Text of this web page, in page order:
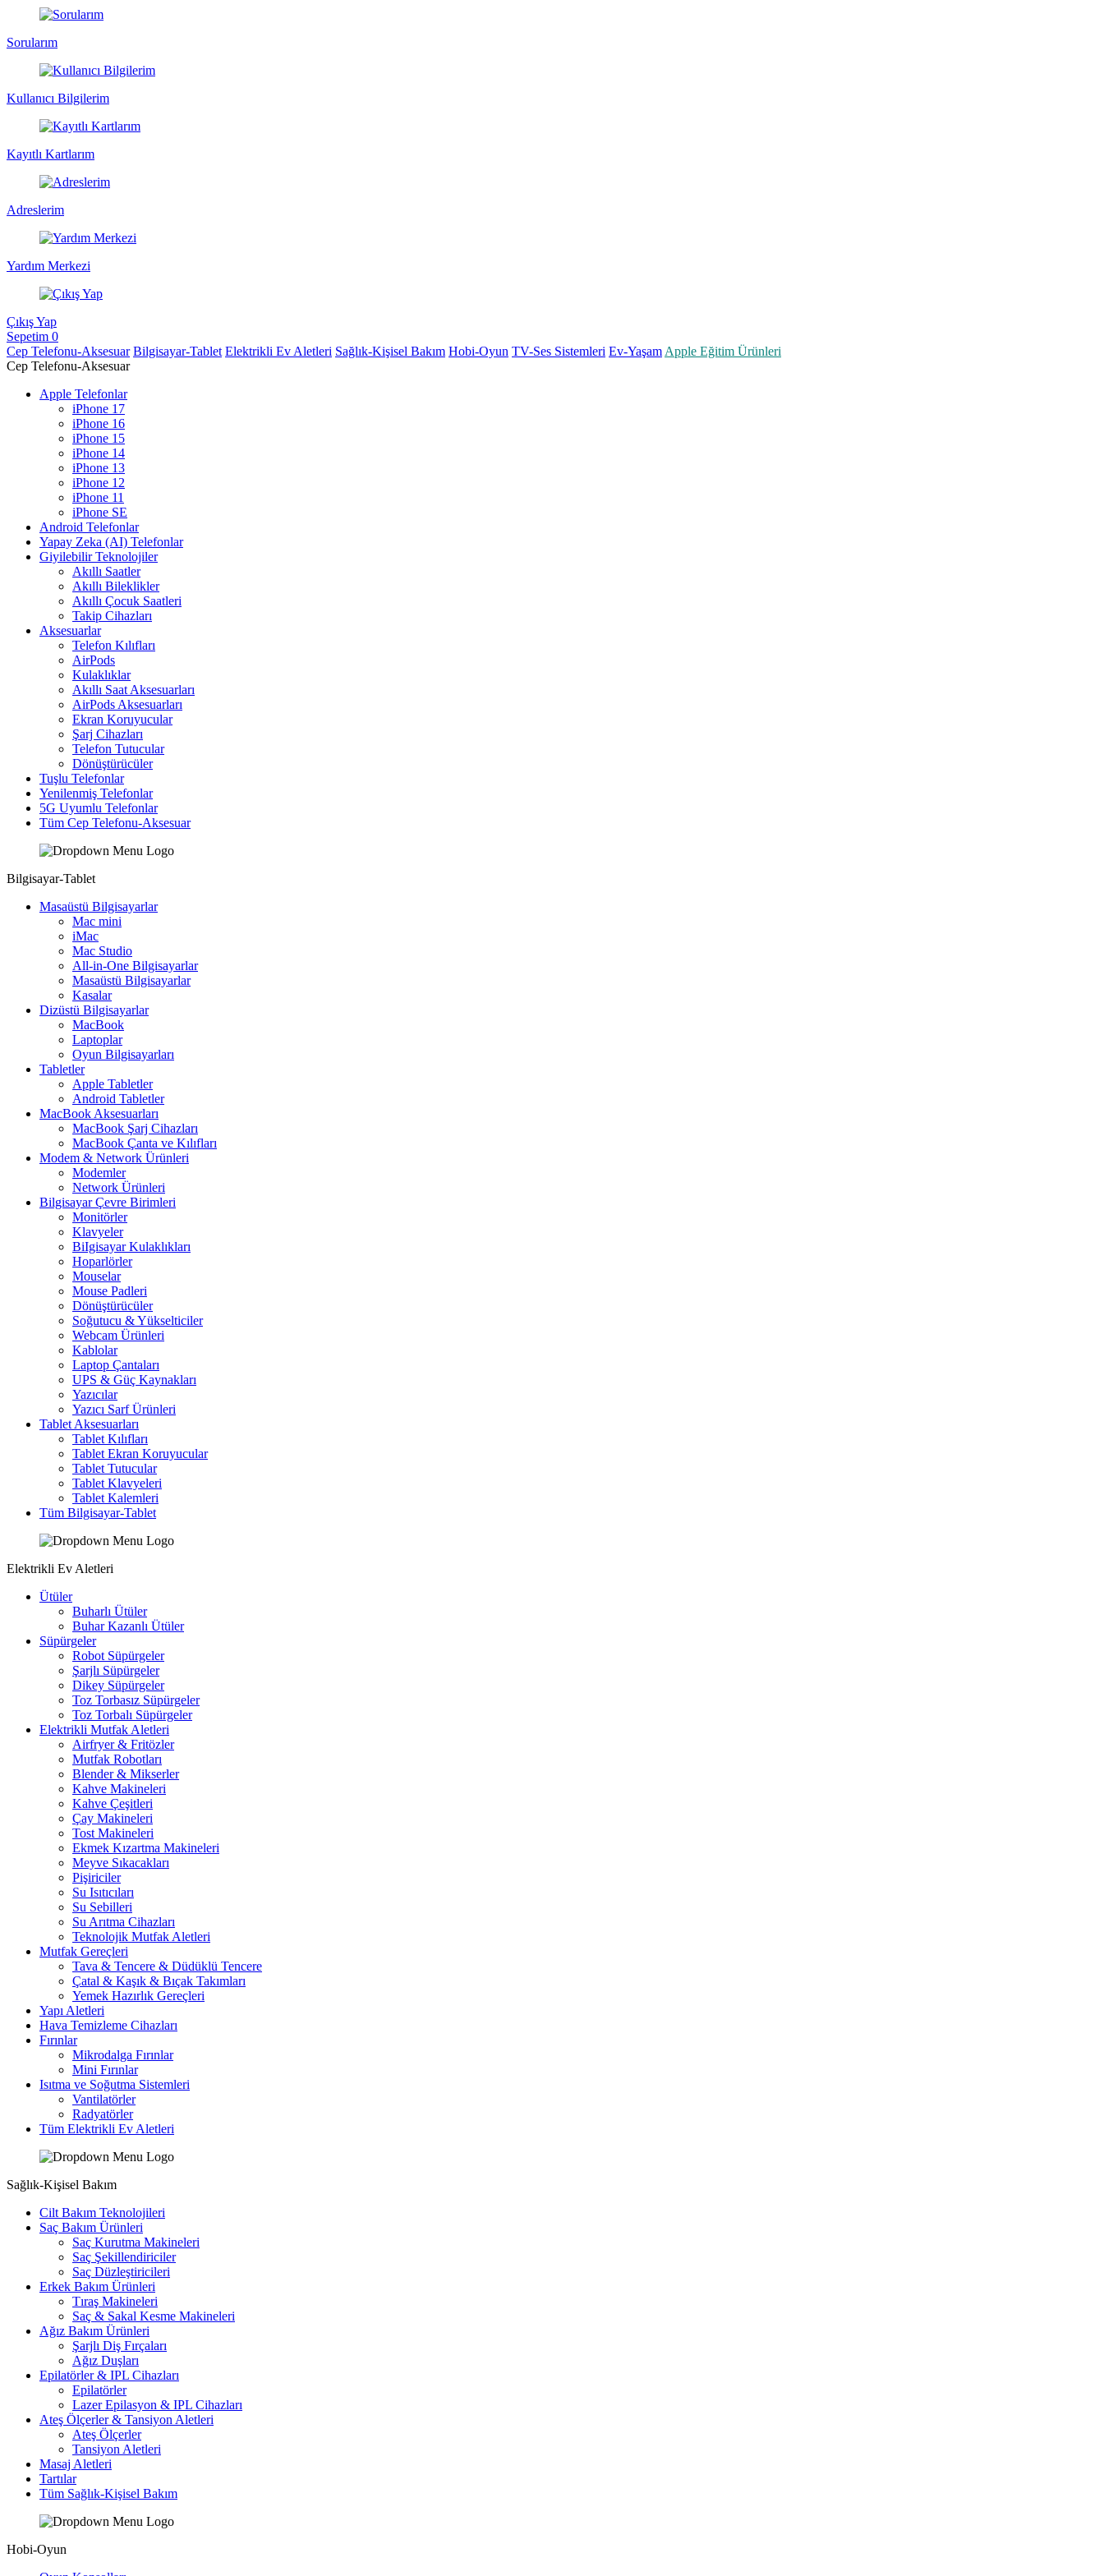
Sorularım
Kullanıcı Bilgilerim
Kayıtlı Kartlarım
Adreslerim
Yardım Merkezi
Çıkış Yap
Sepetim 0
Cep Telefonu-Aksesuar Bilgisayar-Tablet Elektrikli Ev Aletleri Sağlık-Kişisel Bakım Hobi-Oyun TV-Ses Sistemleri Ev-Yaşam Apple Eğitim Ürünleri
Cep Telefonu-Aksesuar
Apple Telefonlar
iPhone 17
iPhone 16
iPhone 15
iPhone 14
iPhone 13
iPhone 12
iPhone 11
iPhone SE
Android Telefonlar
Yapay Zeka (AI) Telefonlar
Giyilebilir Teknolojiler
Akıllı Saatler
Akıllı Bileklikler
Akıllı Çocuk Saatleri
Takip Cihazları
Aksesuarlar
Telefon Kılıfları
AirPods
Kulaklıklar
Akıllı Saat Aksesuarları
AirPods Aksesuarları
Ekran Koruyucular
Şarj Cihazları
Telefon Tutucular
Dönüştürücüler
Tuşlu Telefonlar
Yenilenmiş Telefonlar
5G Uyumlu Telefonlar
Tüm Cep Telefonu-Aksesuar
Bilgisayar-Tablet
Masaüstü Bilgisayarlar
Mac mini
iMac
Mac Studio
All-in-One Bilgisayarlar
Masaüstü Bilgisayarlar
Kasalar
Dizüstü Bilgisayarlar
MacBook
Laptoplar
Oyun Bilgisayarları
Tabletler
Apple Tabletler
Android Tabletler
MacBook Aksesuarları
MacBook Şarj Cihazları
MacBook Çanta ve Kılıfları
Modem & Network Ürünleri
Modemler
Network Ürünleri
Bilgisayar Çevre Birimleri
Monitörler
Klavyeler
BiIgisayar Kulaklıkları
Hoparlörler
Mouselar
Mouse Padleri
Dönüştürücüler
Soğutucu & Yükselticiler
Webcam Ürünleri
Kablolar
Laptop Çantaları
UPS & Güç Kaynakları
Yazıcılar
Yazıcı Sarf Ürünleri
Tablet Aksesuarları
Tablet Kılıfları
Tablet Ekran Koruyucular
Tablet Tutucular
Tablet Klavyeleri
Tablet Kalemleri
Tüm Bilgisayar-Tablet
Elektrikli Ev Aletleri
Ütüler
Buharlı Ütüler
Buhar Kazanlı Ütüler
Süpürgeler
Robot Süpürgeler
Şarjlı Süpürgeler
Dikey Süpürgeler
Toz Torbasız Süpürgeler
Toz Torbalı Süpürgeler
Elektrikli Mutfak Aletleri
Airfryer & Fritözler
Mutfak Robotları
Blender & Mikserler
Kahve Makineleri
Kahve Çeşitleri
Çay Makineleri
Tost Makineleri
Ekmek Kızartma Makineleri
Meyve Sıkacakları
Pişiriciler
Su Isıtıcıları
Su Sebilleri
Su Arıtma Cihazları
Teknolojik Mutfak Aletleri
Mutfak Gereçleri
Tava & Tencere & Düdüklü Tencere
Çatal & Kaşık & Bıçak Takımları
Yemek Hazırlık Gereçleri
Yapı Aletleri
Hava Temizleme Cihazları
Fırınlar
Mikrodalga Fırınlar
Mini Fırınlar
Isıtma ve Soğutma Sistemleri
Vantilatörler
Radyatörler
Tüm Elektrikli Ev Aletleri
Sağlık-Kişisel Bakım
Cilt Bakım Teknolojileri
Saç Bakım Ürünleri
Saç Kurutma Makineleri
Saç Şekillendiriciler
Saç Düzleştiricileri
Erkek Bakım Ürünleri
Tıraş Makineleri
Saç & Sakal Kesme Makineleri
Ağız Bakım Ürünleri
Şarjlı Diş Fırçaları
Ağız Duşları
Epilatörler & IPL Cihazları
Epilatörler
Lazer Epilasyon & IPL Cihazları
Ateş Ölçerler & Tansiyon Aletleri
Ateş Ölçerler
Tansiyon Aletleri
Masaj Aletleri
Tartılar
Tüm Sağlık-Kişisel Bakım
Hobi-Oyun